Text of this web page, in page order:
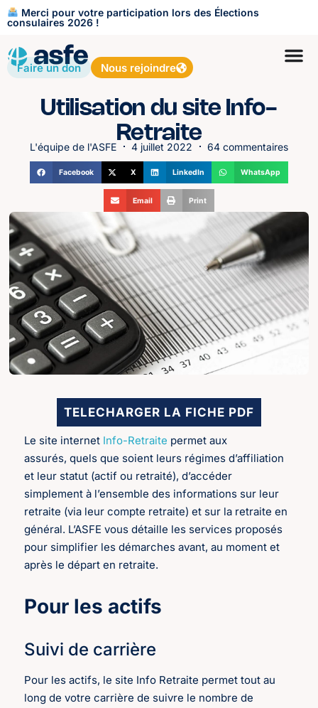
Merci pour votre participation lors des Élections
consulaires 2026 !
Faire un don Nous rejoindre
Utilisation du site Info-
Retraite
L'équipe de l'ASFE 4 juillet 2022 64 commentaires
Facebook X LinkedIn WhatsApp
Email Print
TELECHARGER LA FICHE PDF
Le site internet Info-Retraite permet aux
assurés, quels que soient leurs régimes d’affiliation
et leur statut (actif ou retraité), d’accéder
simplement à l’ensemble des informations sur leur
retraite (via leur compte retraite) et sur la retraite en
général. L’ASFE vous détaille les services proposés
pour simplifier les démarches avant, au moment et
après le départ en retraite.
Pour les actifs
Suivi de carrière
Pour les actifs, le site Info Retraite permet tout au
long de votre carrière de suivre le nombre de